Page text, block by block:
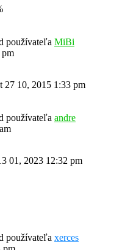
používateľa MiBi
27 10, 2015 1:33 pm
používateľa andre
01, 2023 12:32 pm
používateľa xerces